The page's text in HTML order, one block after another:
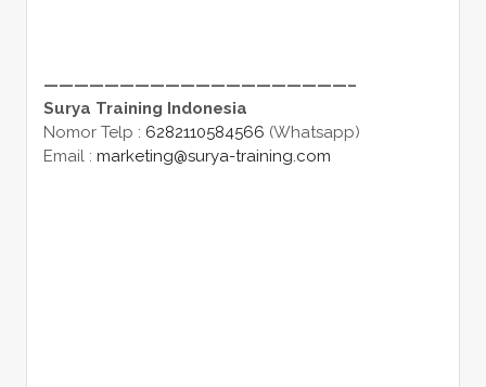
————————————————————–
Surya Training Indonesia
Nomor Telp : 6282110584566 (Whatsapp)
Email : marketing@surya-training.com